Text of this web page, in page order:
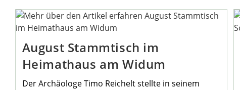
August Stammtisch im
Heimathaus am Widum
Der Archäologe Timo Reichelt stellte in seinem